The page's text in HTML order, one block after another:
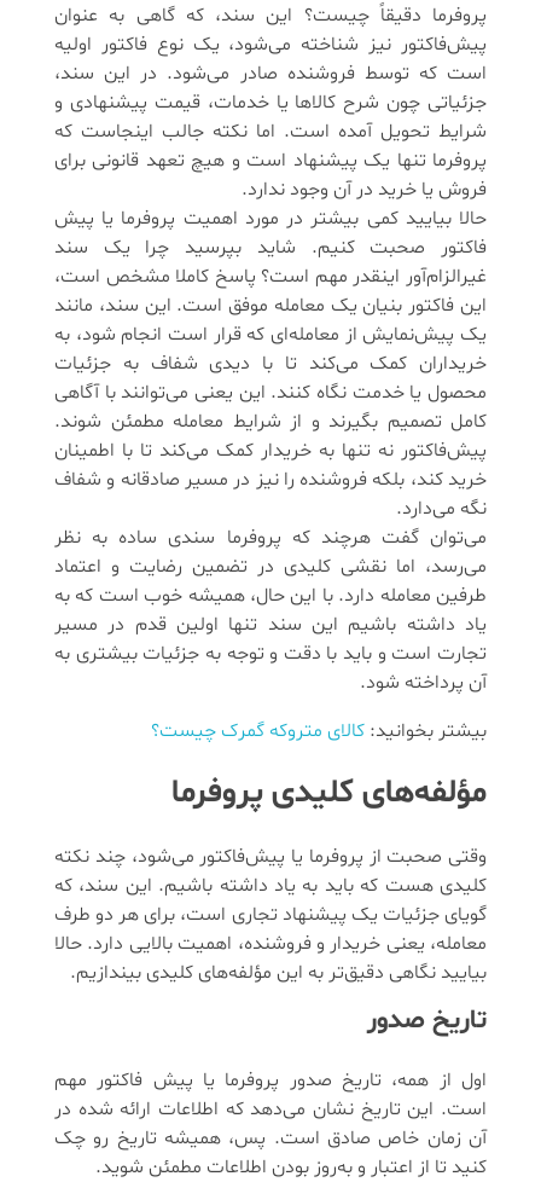
پروفرما دقیقاً چیست؟ این سند، که گاهی به عنوان
پیش‌فاکتور نیز شناخته می‌شود، یک نوع فاکتور اولیه
است که توسط فروشنده صادر می‌شود. در این سند،
جزئیاتی چون شرح کالاها یا خدمات، قیمت پیشنهادی و
شرایط تحویل آمده است. اما نکته جالب اینجاست که
پروفرما تنها یک پیشنهاد است و هیچ تعهد قانونی برای
فروش یا خرید در آن وجود ندارد.
حالا بیایید کمی بیشتر در مورد اهمیت پروفرما یا پیش
فاکتور صحبت کنیم. شاید بپرسید چرا یک سند
غیرالزام‌آور اینقدر مهم است؟ پاسخ کاملا مشخص است،
این فاکتور بنیان یک معامله موفق است. این سند، مانند
یک پیش‌نمایش از معامله‌ای که قرار است انجام شود، به
خریداران کمک می‌کند تا با دیدی شفاف به جزئیات
محصول یا خدمت نگاه کنند. این یعنی می‌توانند با آگاهی
کامل تصمیم بگیرند و از شرایط معامله مطمئن شوند.
پیش‌فاکتور نه تنها به خریدار کمک می‌کند تا با اطمینان
خرید کند، بلکه فروشنده را نیز در مسیر صادقانه و شفاف
نگه می‌دارد.
می‌توان گفت هرچند که پروفرما سندی ساده به نظر
می‌رسد، اما نقشی کلیدی در تضمین رضایت و اعتماد
طرفین معامله دارد. با این حال، همیشه خوب است که به
یاد داشته باشیم این سند تنها اولین قدم در مسیر
تجارت است و باید با دقت و توجه به جزئیات بیشتری به
آن پرداخته شود.
بیشتر بخوانید: کالای متروکه گمرک چیست؟
مؤلفه‌های کلیدی پروفرما
وقتی صحبت از پروفرما یا پیش‌فاکتور می‌شود، چند نکته
کلیدی هست که باید به یاد داشته باشیم. این سند، که
گویای جزئیات یک پیشنهاد تجاری است، برای هر دو طرف
معامله، یعنی خریدار و فروشنده، اهمیت بالایی دارد. حالا
بیایید نگاهی دقیق‌تر به این مؤلفه‌های کلیدی بیندازیم.
تاریخ صدور
اول از همه، تاریخ صدور پروفرما یا پیش فاکتور مهم
است. این تاریخ نشان می‌دهد که اطلاعات ارائه شده در
آن زمان خاص صادق است. پس، همیشه تاریخ رو چک
کنید تا از اعتبار و به‌روز بودن اطلاعات مطمئن شوید.